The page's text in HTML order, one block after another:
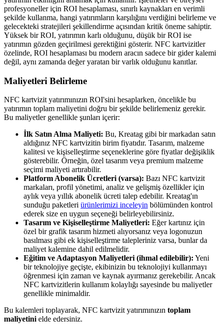
profesyoneller için ROI hesaplaması, sınırlı kaynakları en verimli
şekilde kullanma, hangi yatırımların karşılığını verdiğini belirleme ve
gelecekteki stratejileri şekillendirme açısından kritik öneme sahiptir.
Yüksek bir ROI, yatırımın karlı olduğunu, düşük bir ROI ise
yatırımın gözden geçirilmesi gerektiğini gösterir. NFC kartvizitler
özelinde, ROI hesaplaması bu modern aracın sadece bir gider kalemi
değil, aynı zamanda değer yaratan bir varlık olduğunu kanıtlar.
Maliyetleri Belirleme
NFC kartvizit yatırımınızın ROI'sini hesaplarken, öncelikle bu
yatırımın toplam maliyetini doğru bir şekilde belirlemeniz gerekir.
Bu maliyetler genellikle şunları içerir:
İlk Satın Alma Maliyeti: Bu, Kreatag gibi bir markadan satın
aldığınız NFC kartvizitin birim fiyatıdır. Tasarım, malzeme
kalitesi ve kişiselleştirme seçeneklerine göre fiyatlar değişiklik
gösterebilir. Örneğin, özel tasarım veya premium malzeme
seçimi maliyeti artırabilir.
Platform Abonelik Ücretleri (varsa): Bazı NFC kartvizit
markaları, profil yönetimi, analiz ve gelişmiş özellikler için
aylık veya yıllık abonelik ücreti talep edebilir. Kreatag'ın
sunduğu paketleri ürünlerimizi inceleyin bölümünden kontrol
ederek size en uygun seçeneği belirleyebilirsiniz.
Tasarım ve Kişiselleştirme Maliyetleri: Eğer kartınız için
özel bir grafik tasarım hizmeti alıyorsanız veya logonuzun
basılması gibi ek kişiselleştirme talepleriniz varsa, bunlar da
maliyet kalemine dahil edilmelidir.
Eğitim ve Adaptasyon Maliyetleri (ihmal edilebilir): Yeni
bir teknolojiye geçişte, ekibinizin bu teknolojiyi kullanmayı
öğrenmesi için zaman ve kaynak ayırmanız gerekebilir. Ancak
NFC kartvizitlerin kullanım kolaylığı sayesinde bu maliyetler
genellikle minimaldir.
Bu kalemleri toplayarak, NFC kartvizit yatırımınızın toplam
maliyetinielde edersiniz.